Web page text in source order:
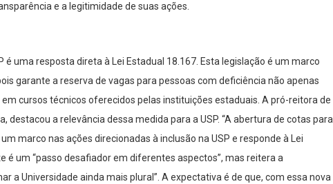
e a legitimidade de suas ações.
é uma resposta direta à Lei Estadual 18.167. Esta legislação é um marco
garante a reserva de vagas para pessoas com deficiência não apenas
cursos técnicos oferecidos pelas instituições estaduais. A pró-reitora de
destacou a relevância dessa medida para a USP. “A abertura de cotas para
marco nas ações direcionadas à inclusão na USP e responde à Lei
é um “passo desafiador em diferentes aspectos”, mas reitera a
a Universidade ainda mais plural”. A expectativa é de que, com essa nova